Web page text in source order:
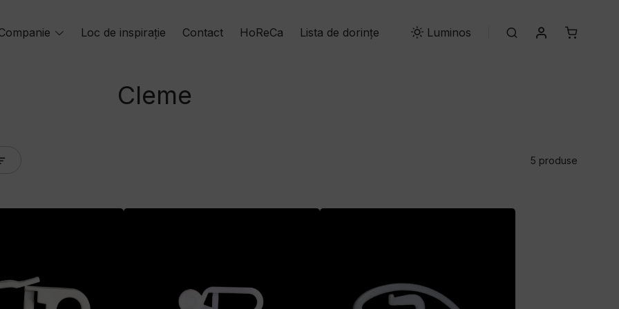
ToggleLoc de inspirație Contact HoReCa Lista de dorințe Luminos Search Contul meu
Cleme
5 produse